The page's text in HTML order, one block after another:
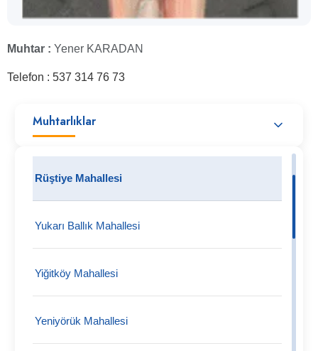
Muhtarlıklar
Rüştiye Mahallesi
Yukarı Ballık Mahallesi
Yiğitköy Mahallesi
Yeniyörük Mahallesi
Muhtar : Yener KARADAN
Telefon : 537 314 76 73